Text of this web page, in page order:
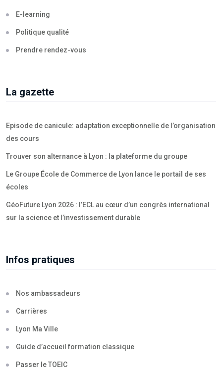
E-learning
Politique qualité
Prendre rendez-vous
La gazette
Episode de canicule: adaptation exceptionnelle de l’organisation
des cours
Trouver son alternance à Lyon : la plateforme du groupe
Le Groupe École de Commerce de Lyon lance le portail de ses
écoles
GéoFuture Lyon 2026 : l’ECL au cœur d’un congrès international
sur la science et l’investissement durable
Infos pratiques
Nos ambassadeurs
Carrières
Lyon Ma Ville
Guide d’accueil formation classique
Passer le TOEIC